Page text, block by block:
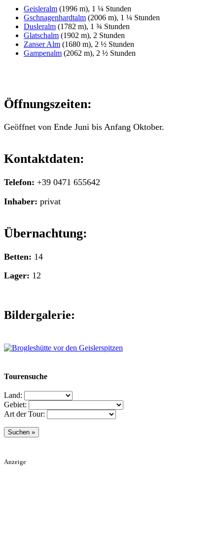
Geisleralm (1996 m), 1 ¼ Stunden
Gschnagenhardtalm (2006 m), 1 ¼ Stunden
Dusleralm (1782 m), 1 ¾ Stunden
Glatschalm (1902 m), 2 Stunden
Zanser Alm (1680 m), 2 ½ Stunden
Gampenalm (2062 m), 2 ½ Stunden
Öffnungszeiten:
Geöffnet von Ende Juni bis Anfang Oktober.
Kontaktdaten:
Telefon: +39 0471 655642
Inhaber: privat
Übernachtung:
Betten: 14
Lager: 12
Bildergalerie:
Tourensuche
Land:
Gebiet:
Art der Tour:
Anzeige